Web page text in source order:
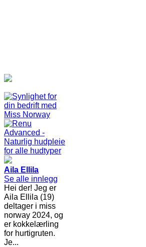
Aila Ellila
Se alle innlegg
Hei der! Jeg er
Aila Ellila (19)
deltager i miss
norway 2024, og
er kokkelærling
for hurtigruten.
Je...